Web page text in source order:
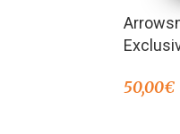
50,00€